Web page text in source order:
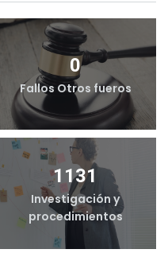
0
Fallos Otros fueros
1131
Investigación y
procedimientos